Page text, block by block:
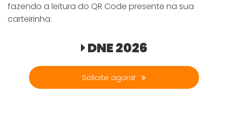
fazendo a leitura do QR Code presente na sua
carteirinha.
DNE 2026
Solicite agora!